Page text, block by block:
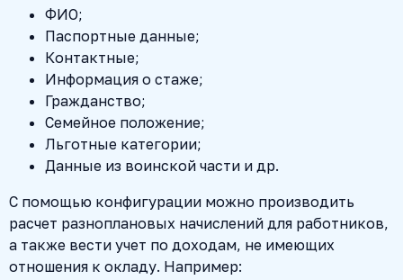
ФИО;
Паспортные данные;
Контактные;
Информация о стаже;
Гражданство;
Семейное положение;
Льготные категории;
Данные из воинской части и др.
С помощью конфигурации можно производить
расчет разноплановых начислений для работников,
а также вести учет по доходам, не имеющих
отношения к окладу. Например: